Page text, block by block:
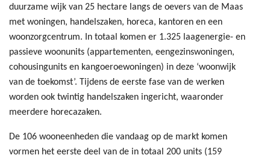
duurzame wijk van 25 hectare langs de oevers van de Maas
met woningen, handelszaken, horeca, kantoren en een
woonzorgcentrum. In totaal komen er 1.325 laagenergie- en
passieve woonunits (appartementen, eengezinswoningen,
cohousingunits en kangoeroewoningen) in deze ‘woonwijk
van de toekomst’. Tijdens de eerste fase van de werken
worden ook twintig handelszaken ingericht, waaronder
meerdere horecazaken.
De 106 wooneenheden die vandaag op de markt komen
vormen het eerste deel van de in totaal 200 units (159